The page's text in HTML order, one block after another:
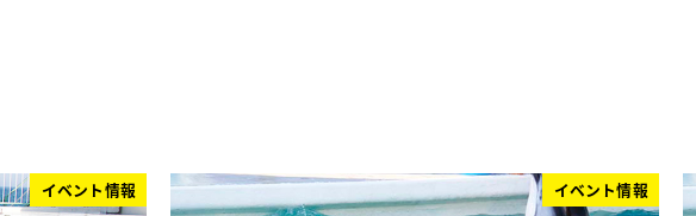
イベント情報 イベント情報